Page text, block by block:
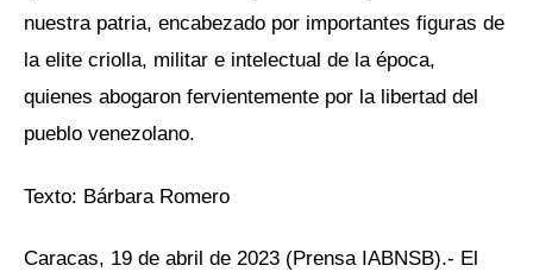
nuestra patria, encabezado por importantes figuras de
la elite criolla, militar e intelectual de la época,
quienes abogaron fervientemente por la libertad del
pueblo venezolano.
Texto: Bárbara Romero
Caracas, 19 de abril de 2023 (Prensa IABNSB).- El